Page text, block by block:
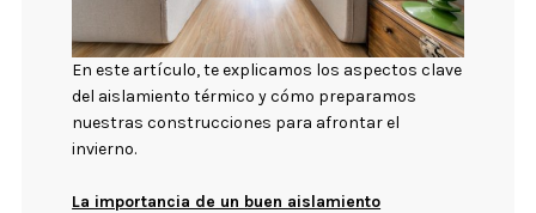
En este artículo, te explicamos los aspectos clave
del aislamiento térmico y cómo preparamos
nuestras construcciones para afrontar el
invierno.
La importancia de un buen aislamiento